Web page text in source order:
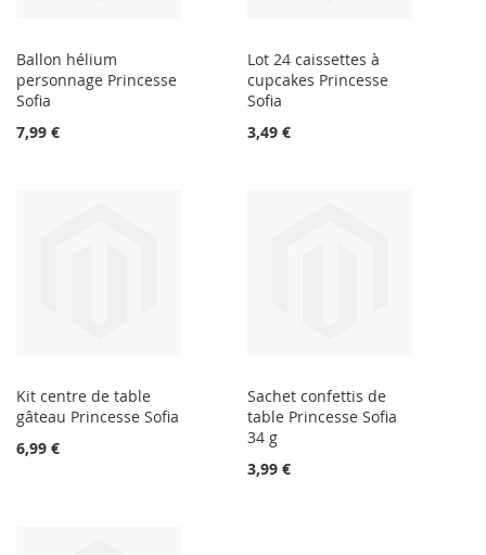
Ballon hélium
personnage Princesse
Sofia
7,99 €
Lot 24 caissettes à
cupcakes Princesse
Sofia
3,49 €
Kit centre de table
gâteau Princesse Sofia
6,99 €
Sachet confettis de
table Princesse Sofia
34 g
3,99 €